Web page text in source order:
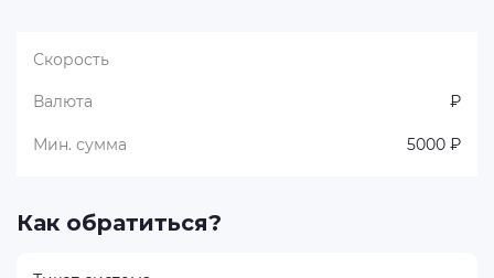
Скорость
Валюта ₽
Мин. сумма 5000 ₽
Как обратиться?